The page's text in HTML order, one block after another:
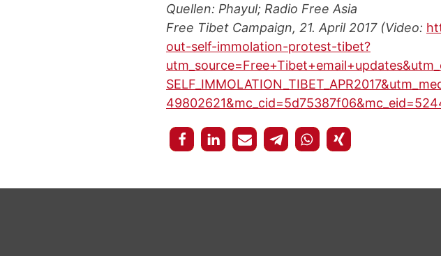
Quellen: Phayul; Radio Free Asia
Free Tibet Campaign, 21. April 2017 (Video:
out-self-immolation-protest-tibet?